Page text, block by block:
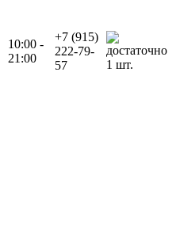
10:00 -
21:00
+7 (915)
222-79-
57
1 шт.